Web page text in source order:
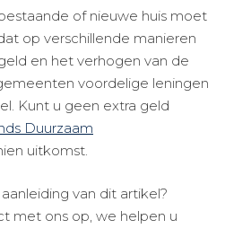
of nieuwe huis moet
op verschillende manieren
en het verhogen van de
voordelige leningen
Kunt u geen extra geld
Duurzaam
uitkomst.
van dit artikel?
met ons op, we helpen u